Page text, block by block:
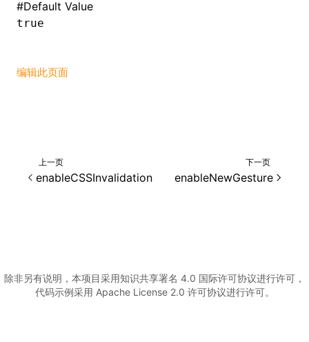
#Default Value
true
编辑此页面
上一页
enableCSSInvalidation
下一页
enableNewGesture
除非另有说明，本项目采用知识共享署名 4.0 国际许可协议进行许可，
代码示例采用 Apache License 2.0 许可协议进行许可。